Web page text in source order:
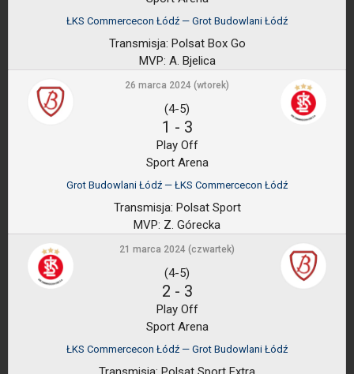
ŁKS Commercecon Łódź — Grot Budowlani Łódź
Transmisja: Polsat Box Go
MVP: A. Bjelica
26 marca 2024 (wtorek)
(4-5)
1 - 3
Play Off
Sport Arena
Grot Budowlani Łódź — ŁKS Commercecon Łódź
Transmisja: Polsat Sport
MVP: Z. Górecka
21 marca 2024 (czwartek)
(4-5)
2 - 3
Play Off
Sport Arena
ŁKS Commercecon Łódź — Grot Budowlani Łódź